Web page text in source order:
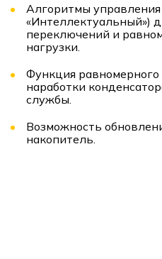
Алгоритмы
«Интеллектуальный»)
переключений и
нагрузки.
Функция равномерного
наработки
службы.
Возможность
накопитель.